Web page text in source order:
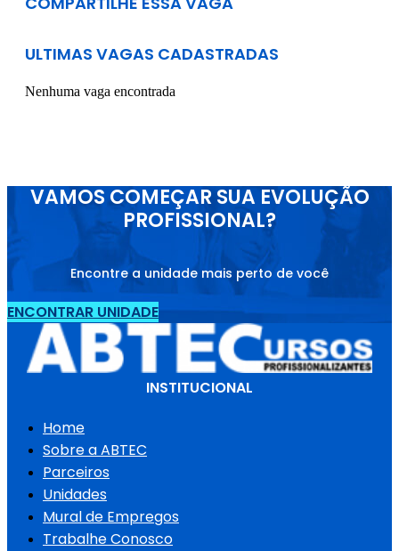
ULTIMAS VAGAS CADASTRADAS
Nenhuma vaga encontrada
VAMOS COMEÇAR SUA EVOLUÇÃO
PROFISSIONAL?
Encontre a unidade mais perto de você
ENCONTRAR UNIDADE
INSTITUCIONAL
Home
Sobre a ABTEC
Parceiros
Unidades
Mural de Empregos
Trabalhe Conosco